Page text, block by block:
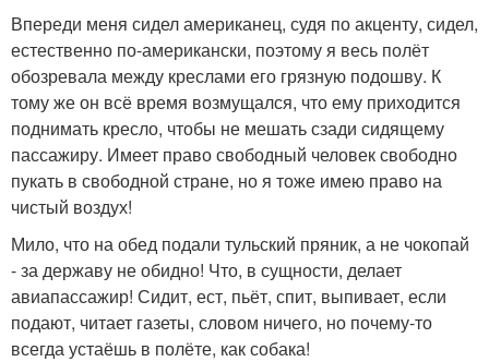
Впереди меня сидел американец, судя по акценту, сидел,
естественно по-американски, поэтому я весь полёт
обозревала между креслами его грязную подошву. К
тому же он всё время возмущался, что ему приходится
поднимать кресло, чтобы не мешать сзади сидящему
пассажиру. Имеет право свободный человек свободно
пукать в свободной стране, но я тоже имею право на
чистый воздух!
Мило, что на обед подали тульский пряник, а не чокопай
- за державу не обидно! Что, в сущности, делает
авиапассажир! Сидит, ест, пьёт, спит, выпивает, если
подают, читает газеты, словом ничего, но почему-то
всегда устаёшь в полёте, как собака!